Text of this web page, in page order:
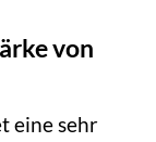
von
eine sehr